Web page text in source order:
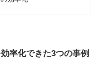
率化できた3つの事例